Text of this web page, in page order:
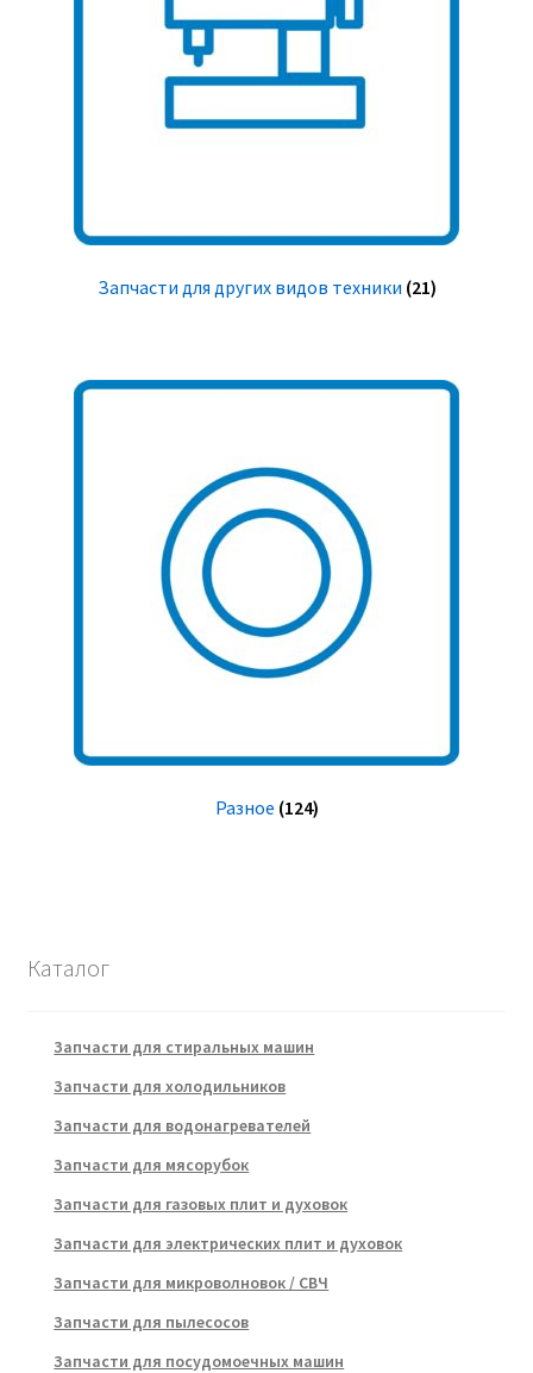
Запчасти для других видов техники (21)
Разное (124)
Каталог
Запчасти для стиральных машин
Запчасти для холодильников
Запчасти для водонагревателей
Запчасти для мясорубок
Запчасти для газовых плит и духовок
Запчасти для электрических плит и духовок
Запчасти для микроволновок / СВЧ
Запчасти для пылесосов
Запчасти для посудомоечных машин